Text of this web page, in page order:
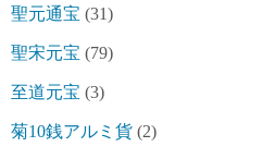
聖元通宝 (31)
聖宋元宝 (79)
至道元宝 (3)
菊10銭アルミ貨 (2)